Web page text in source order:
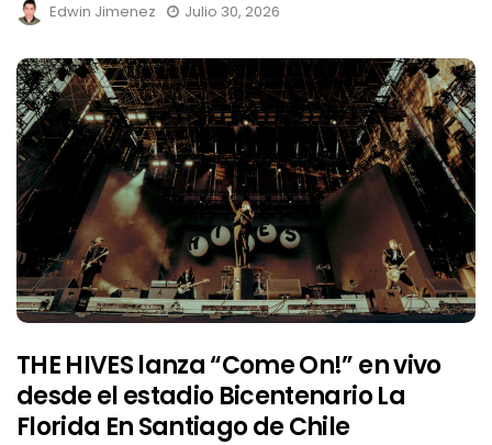
Edwin Jimenez Julio 30, 2026
THE HIVES lanza “Come On!” en vivo
desde el estadio Bicentenario La
Florida En Santiago de Chile